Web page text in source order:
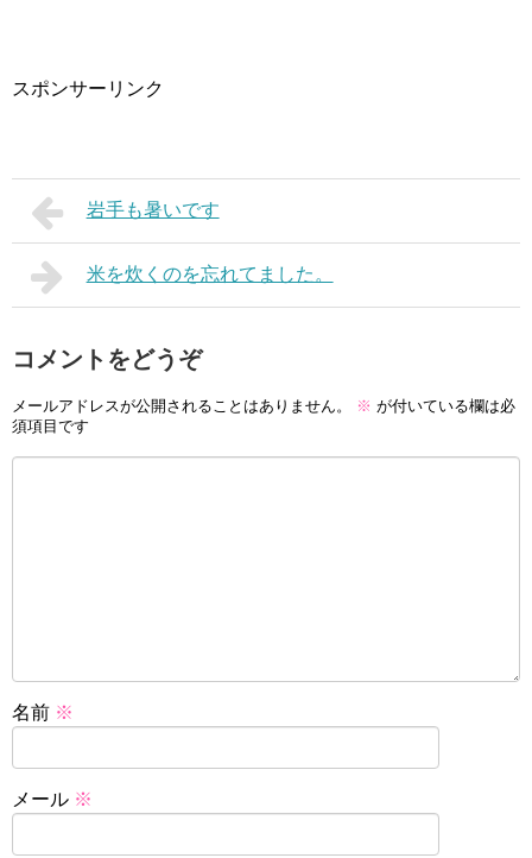
スポンサーリンク
岩手も暑いです
米を炊くのを忘れてました。
コメントをどうぞ
メールアドレスが公開されることはありません。 ※ が付いている欄は必
須項目です
名前 ※
メール ※